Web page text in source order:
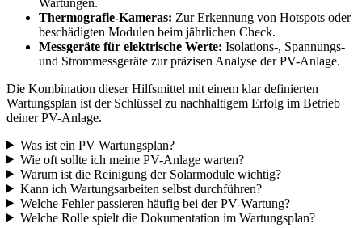
Thermografie-Kameras: Zur Erkennung von Hotspots oder
beschädigten Modulen beim jährlichen Check.
Messgeräte für elektrische Werte: Isolations-, Spannungs-
und Strommessgeräte zur präzisen Analyse der PV-Anlage.
Die Kombination dieser Hilfsmittel mit einem klar definierten
Wartungsplan ist der Schlüssel zu nachhaltigem Erfolg im Betrieb
deiner PV-Anlage.
Was ist ein PV Wartungsplan?
Wie oft sollte ich meine PV-Anlage warten?
Warum ist die Reinigung der Solarmodule wichtig?
Kann ich Wartungsarbeiten selbst durchführen?
Welche Fehler passieren häufig bei der PV-Wartung?
Welche Rolle spielt die Dokumentation im Wartungsplan?